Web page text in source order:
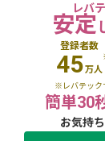
レバ
安定
登録者数
45万人
※レバテック
簡単30
お気持